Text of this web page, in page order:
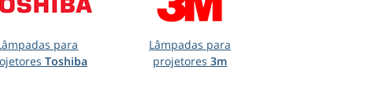
para
Toshiba
Lâmpadas para
projetores3m